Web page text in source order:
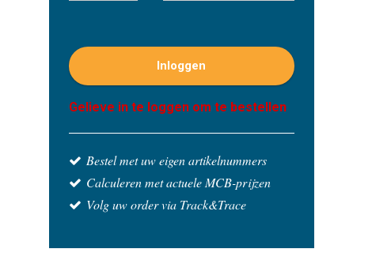
Inloggen
Gelieve in te loggen om te bestellen
Bestel met uw eigen artikelnummers
Calculeren met actuele MCB-prijzen
Volg uw order via Track&Trace